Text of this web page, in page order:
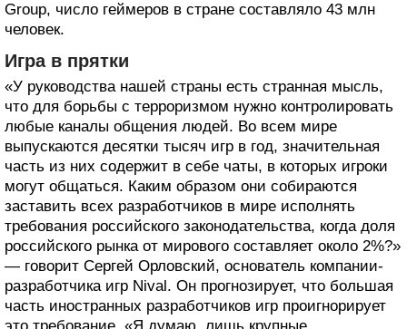
Group, число геймеров в стране составляло 43 млн
человек.
Игра в прятки
«У руководства нашей страны есть странная мысль,
что для борьбы с терроризмом нужно контролировать
любые каналы общения людей. Во всем мире
выпускаются десятки тысяч игр в год, значительная
часть из них содержит в себе чаты, в которых игроки
могут общаться. Каким образом они собираются
заставить всех разработчиков в мире исполнять
требования российского законодательства, когда доля
российского рынка от мирового составляет около 2%?»
— говорит Сергей Орловский, основатель компании-
разработчика игр Nival. Он прогнозирует, что большая
часть иностранных разработчиков игр проигнорирует